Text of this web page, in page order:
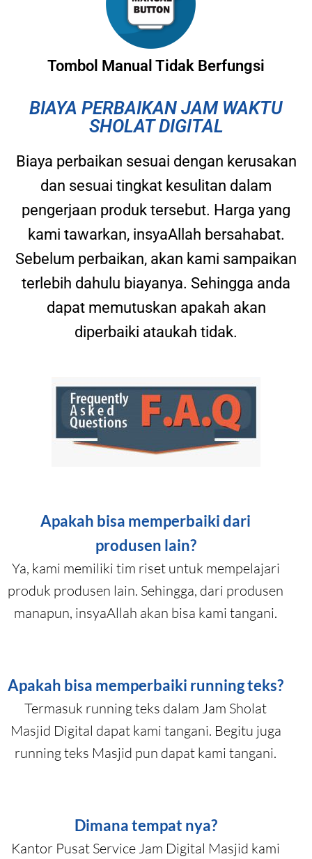
Tombol Manual Tidak Berfungsi
BIAYA PERBAIKAN JAM WAKTU
SHOLAT DIGITAL
Biaya perbaikan sesuai dengan kerusakan
dan sesuai tingkat kesulitan dalam
pengerjaan produk tersebut. Harga yang
kami tawarkan, insyaAllah bersahabat.
Sebelum perbaikan, akan kami sampaikan
terlebih dahulu biayanya. Sehingga anda
dapat memutuskan apakah akan
diperbaiki ataukah tidak.
Apakah bisa memperbaiki dari
produsen lain?
Ya, kami memiliki tim riset untuk mempelajari
produk produsen lain. Sehingga, dari produsen
manapun, insyaAllah akan bisa kami tangani.
Apakah bisa memperbaiki running teks?
Termasuk running teks dalam Jam Sholat
Masjid Digital dapat kami tangani. Begitu juga
running teks Masjid pun dapat kami tangani.
Dimana tempat nya?
Kantor Pusat Service Jam Digital Masjid kami